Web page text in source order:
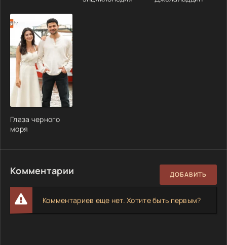
Глаза черного
моря
Комментарии ДОБАВИТЬ
Комментариев еще нет. Хотите быть первым?